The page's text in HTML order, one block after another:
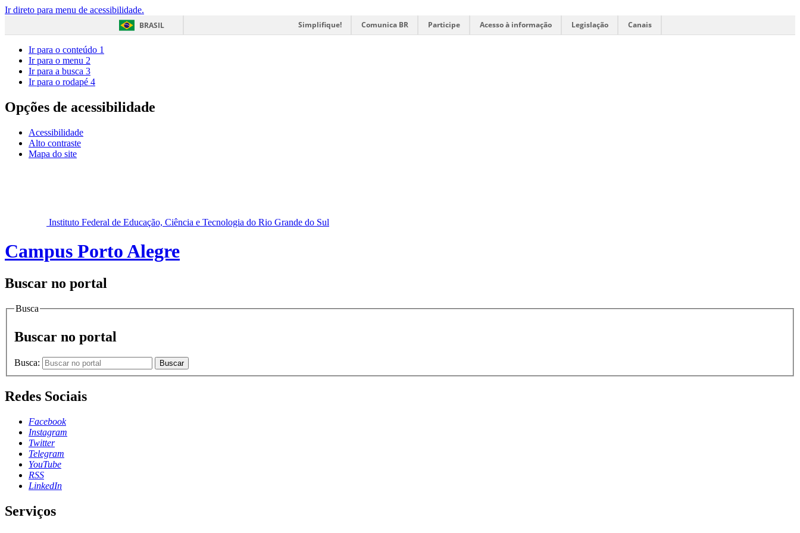
Ir direto para menu de acessibilidade.
BRASIL
Simplifique! Comunica BR Participe Acesso à informação Legislação Canais
Ir para o conteúdo 1
Ir para o menu 2
Ir para a busca 3
Ir para o rodapé 4
Opções de acessibilidade
Acessibilidade
Alto contraste
Mapa do site
Instituto Federal de Educação, Ciência e Tecnologia do Rio Grande do Sul
Campus Porto Alegre
Buscar no portal
Busca
Buscar no portal
Busca: Buscar
Redes Sociais
Facebook
Instagram
Twitter
Telegram
YouTube
RSS
LinkedIn
Serviços